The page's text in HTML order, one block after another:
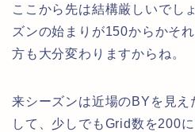
ここから先は結構厳しいでし
ズンの始まりが150からかそ
方も大分変わりますからね。
来シーズンは近場のBYを見
して、少しでもGrid数を200